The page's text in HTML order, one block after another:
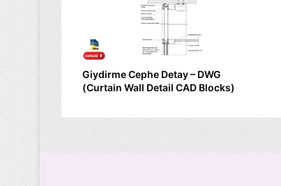
Giydirme Cephe Detay – DWG
(Curtain Wall Detail CAD Blocks)